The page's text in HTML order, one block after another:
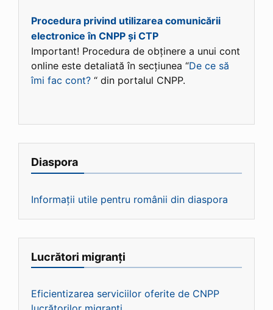
Procedura privind utilizarea comunicării
electronice în CNPP și CTP
Important! Procedura de obținere a unui cont
online este detaliată în secțiunea “De ce să
îmi fac cont? “ din portalul CNPP.
Diaspora
Informații utile pentru românii din diaspora
Lucrători migranți
Eficientizarea serviciilor oferite de CNPP